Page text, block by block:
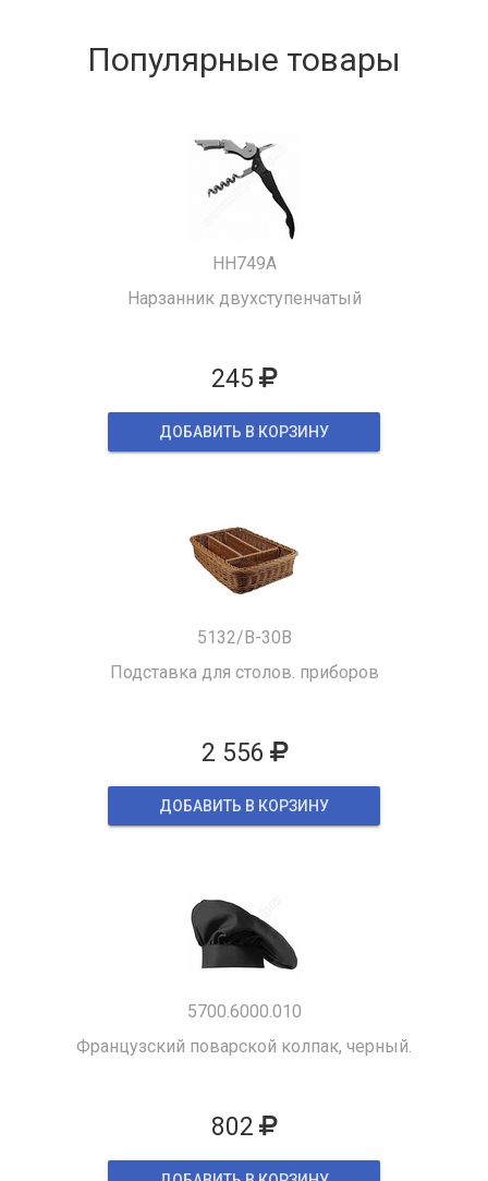
Популярные товары
HH749A
Нарзанник двухступенчатый
245
ДОБАВИТЬ В КОРЗИНУ
5132/B-30B
Подставка для столов. приборов
2 556
ДОБАВИТЬ В КОРЗИНУ
5700.6000.010
Французский поварской колпак, черный.
802